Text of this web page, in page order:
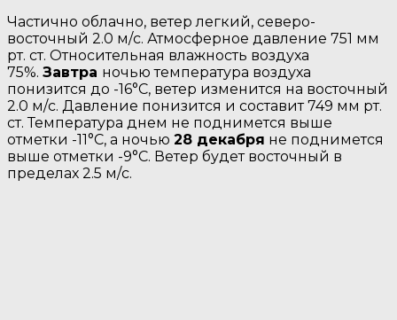
Частично облачно, ветер легкий, северо-
восточный 2.0 м/с. Атмосферное давление 751 мм
рт. ст. Относительная влажность воздуха
75%. Завтра ночью температура воздуха
понизится до -16°C, ветер изменится на восточный
2.0 м/с. Давление понизится и составит 749 мм рт.
ст. Температура днем не поднимется выше
отметки -11°C, a ночью 28 декабря не поднимется
выше отметки -9°C. Ветер будет восточный в
пределах 2.5 м/с.